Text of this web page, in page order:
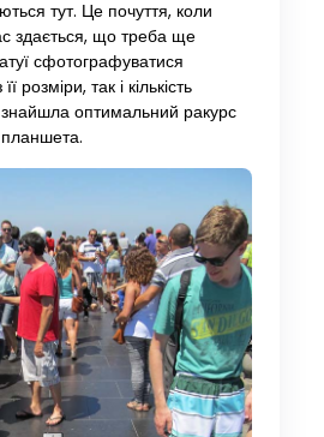
тут. Це почуття, коли
здається, що треба ще
сфотографуватися
розміри, так і кількість
оптимальний ракурс
планшета.